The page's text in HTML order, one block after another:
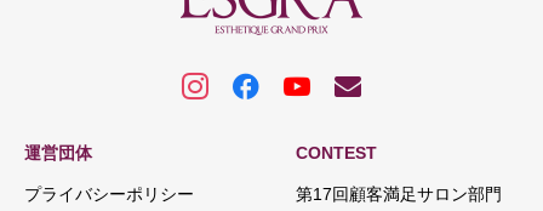
運営団体
プライバシーポリシー
CONTEST
第17回顧客満足サロン部門